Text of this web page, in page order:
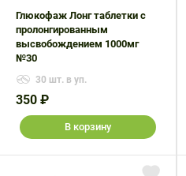
Глюкофаж Лонг таблетки с
пролонгированным
высвобождением 1000мг
№30
30 шт. в уп.
350 ₽
В корзину